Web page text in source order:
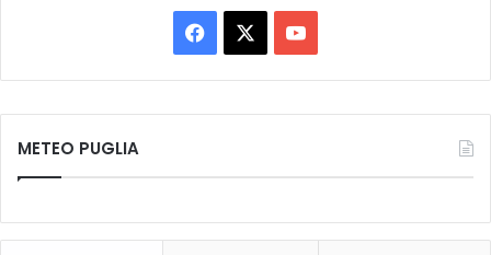
a
c
o
u
METEO PUGLIA